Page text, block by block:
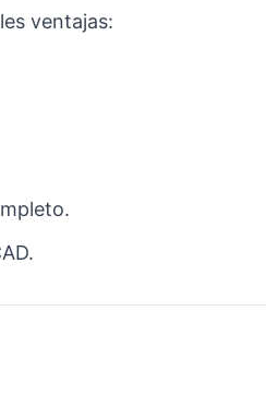
ventajas: